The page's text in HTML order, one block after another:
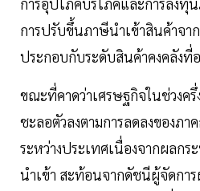
การปรับขึ้นภาษีนำเข้าสินค้าจา
ประกอบกับระดับสินค้าคงคลังที่
ขณะที่คาดว่าเศรษฐกิจในช่วงค
ชะลอตัวลงตามการลดลงของภา
ระหว่างประเทศเนื่องจากผลก
นำเข้า สะท้อนจากดัชนีผู้จัดกา